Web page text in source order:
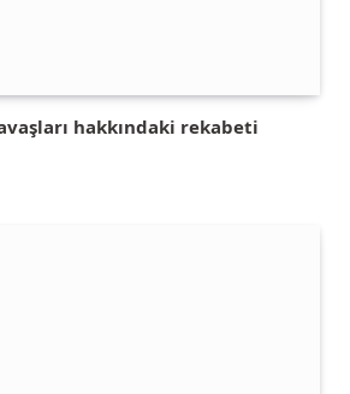
hakkındaki rekabeti